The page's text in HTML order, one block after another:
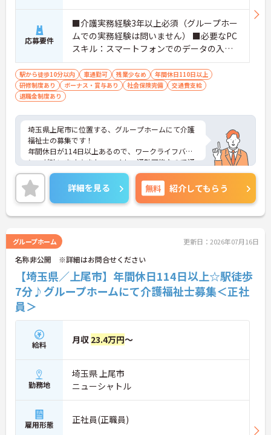
応募要件
■介護実務経験3年以上必須（グループホー
ムでの実務経験は問いません） ■必要なPC
スキル：スマートフォンでのデータの入力
が必須
駅から徒歩10分以内 車通勤可 残業少なめ
年間休日110日以上
研修制度あり
ボーナス・賞与あり 社会保険完備
交通費支給
退職金制度あり
埼玉県上尾市に位置する、グループホームにて介護
福祉士の募集です！
年間休日が114日以上あるので、ワークライフバラ
ンスが叶います☆また、マイカー通勤可能なので通
勤らくらくです◎
ご興味のある方には、面接対策ポイントなど、さら
に詳細をお話しいたしますのでお気軽にご相談くだ
さい！
詳細を見る 無料 紹介してもらう
グループホーム 更新日：2026年07月16日
名称非公開 ※詳細はお問合せください
【埼玉県／上尾市】年間休日114日以上☆駅徒歩
7分♪グループホームにて介護福祉士募集＜正社
員＞
給料 月収 23.4万円～
勤務地
埼玉県 上尾市
ニューシャトル
雇用形態 正社員(正職員)